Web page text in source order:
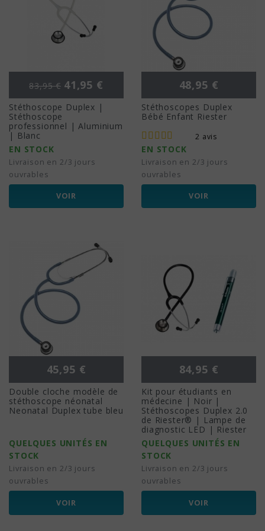
Prix de base
83,95 € Prix
41,95 €
Stéthoscope Duplex |
Stéthoscope
professionnel | Aluminium
| Blanc
EN STOCK
Livraison en 2/3 jours
ouvrables
VOIR
Prix
48,95 €
Stéthoscopes Duplex
Bébé Enfant Riester
2 avis
EN STOCK
Livraison en 2/3 jours
ouvrables
VOIR
Prix
45,95 €
Double cloche modèle de
stéthoscope néonatal
Neonatal Duplex tube bleu
QUELQUES UNITÉS EN
STOCK
Livraison en 2/3 jours
ouvrables
VOIR
Prix
84,95 €
Kit pour étudiants en
médecine | Noir |
Stéthoscopes Duplex 2.0
de Riester® | Lampe de
diagnostic LED | Riester
QUELQUES UNITÉS EN
STOCK
Livraison en 2/3 jours
ouvrables
VOIR